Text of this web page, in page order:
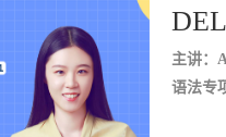
主讲：
语法专